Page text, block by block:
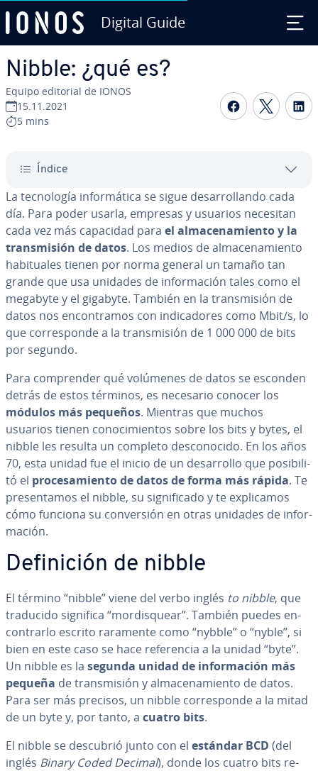
Digital Guide
Nibble: ¿qué es?
Equipo editorial de IONOS
15.11.2021
5 mins
Compartir
Índice
La te­c­no­lo­gía in­fo­r­má­ti­ca se sigue de­sa­rro­lla­n­do cada
día. Para poder usarla, empresas y usuarios necesitan
cada vez más capacidad para el al­ma­ce­na­mie­n­to y la
tra­n­s­mi­sión de datos. Los medios de al­ma­ce­na­mie­n­to
ha­bi­tua­les tienen por norma general un tamaño tan
grande que usa unidades de in­fo­r­ma­ción tales como el
megabyte y el gigabyte. También en la tra­n­s­mi­sión de
datos nos en­co­n­tra­mos con in­di­ca­do­res como Mbit/s, lo
que co­rre­s­po­n­de a la tra­n­s­mi­sión de 1 000 000 de bits
por segundo.
Para co­m­pre­n­der qué volúmenes de datos se esconden
detrás de estos términos, es necesario conocer los
módulos más pequeños. Mientras que muchos
usuarios tienen co­no­ci­mie­n­tos sobre los bits y bytes, el
nibble les resulta un completo de­s­co­no­ci­do. En los años
70, esta unidad fue el inicio de un de­sa­rro­llo que po­si­bi­li­
tó el pro­ce­sa­mie­n­to de datos de forma más rápida. Te
pre­se­n­ta­mos el nibble, su si­g­ni­fi­ca­do y te ex­pli­ca­mos
cómo funciona su co­n­ve­r­sión en otras unidades de in­fo­r­
ma­ción.
De­fi­ni­ción de nibble
El término “nibble” viene del verbo inglés to nibble, que
traducido significa “mo­r­di­s­quear”. También puedes en­
co­n­trar­lo escrito raramente como “nybble” o “nyble”, si
bien en este caso se hace re­fe­re­n­cia a la unidad “byte”.
Un nibble es la segunda unidad de in­fo­r­ma­ción más
pequeña de tra­n­s­mi­sión y al­ma­ce­na­mie­n­to de datos.
Para ser más precisos, un nibble co­rre­s­po­n­de a la mitad
de un byte y, por tanto, a cuatro bits.
El nibble se descubrió junto con el estándar BCD (del
inglés Binary Coded Decimal), donde los cuatro bits re­